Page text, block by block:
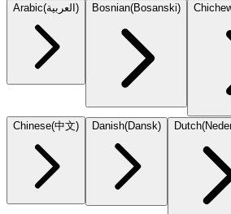
Arabic(العربية) Bosnian(Bosanski)
Chinese(中文) Danish(Dansk) Dutch(